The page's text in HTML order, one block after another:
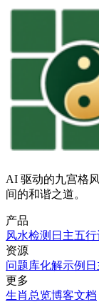
AI 驱动的九宫格
间的和谐之道。
产品
风水检测 日主五
资源
问题库化解示例
更多
生肖总览博客文档